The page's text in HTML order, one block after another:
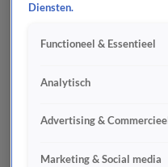
Diensten.
Functioneel & Essentieel
Analytisch
Advertising & Commercieel
Marketing & Social media